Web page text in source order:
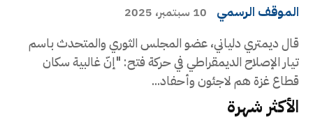
الموقف الرسمي 10 سبتمبر، 2025
قال ديمتري دلياني، عضو المجلس الثوري والمتحدث باسم
تيار الإصلاح الديمقراطي في حركة فتح: "إنّ غالبية سكان
قطاع غزة هم لاجئون وأحفاد...
الأكثر شهرة